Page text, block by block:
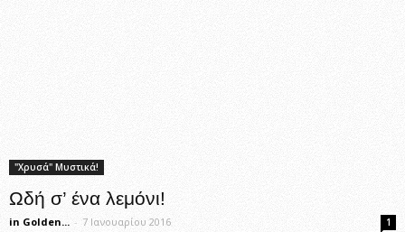
"Χρυσά" Μυστικά!
Ωδή σ’ ένα λεμόνι!
in Golden... - 7 Ιανουαρίου 2016 1